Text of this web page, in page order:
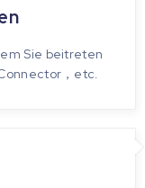
Sie beitreten
，etc.